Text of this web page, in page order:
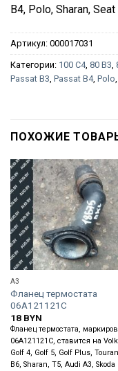
B4, Polo, Sharan,
Артикул: 000017031
Категории: 100 C4, 80 B3
Passat B3 Passat B4, Polo
ПОХОЖИЕ
A3
Фланец термостата
06A121121C
18 BYN
Фланец термостата,
06A121121C, ставится на
Golf 4, Golf 5, Golf Plus,
B6, Sharan, T5, Audi A3, Skoda